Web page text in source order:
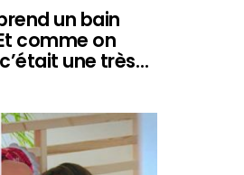
un bain
comme on
une très…